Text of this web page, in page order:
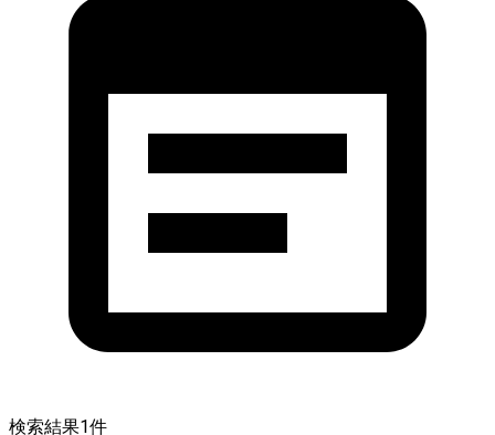
検索結果1件